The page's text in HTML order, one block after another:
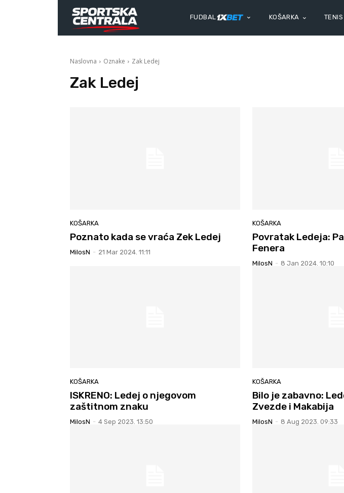
FUDBAL KOŠARKA TENIS
Naslovna Oznake Zak Ledej
Zak Ledej
KOŠARKA
Poznato kada se vraća Zek Ledej
MilosN - 21 Mar 2024. 11:11
KOŠARKA
Povratak Ledeja:
Fenera
MilosN - 8 Jan 2024. 10:10
KOŠARKA
ISKRENO: Ledej o njegovom
zaštitnom znaku
MilosN - 4 Sep 2023. 13:50
KOŠARKA
Bilo je zabavno:
Zvezde i Makabija
MilosN - 8 Aug 2023. 09:33